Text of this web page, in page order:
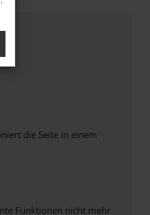
die Seite in einem
Funktionen nicht mehr